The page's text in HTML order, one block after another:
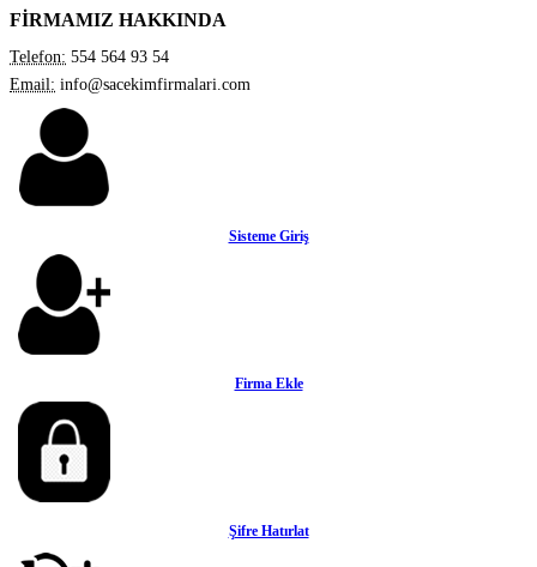
FİRMAMIZ HAKKINDA
Telefon: 554 564 93 54
Email: info@sacekimfirmalari.com
Sisteme Giriş
Firma Ekle
Şifre Hatırlat